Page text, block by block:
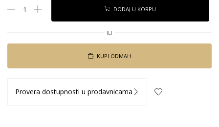
DODAJ U KORPU
ILI
KUPI ODMAH
Provera dostupnosti u prodavnicama